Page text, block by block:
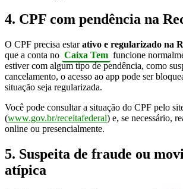
4. CPF com pendência na
O CPF precisa estarativo e regularizado na
que a conta no Caixa Tem funcione
estiver com algum tipo de pendência, como
cancelamento, o acesso ao app pode ser
situação seja regularizada.
Você pode consultar a situação do CPF pelo
(www.gov.br/receitafederal) e, se necessário,
online ou presencialmente.
5. Suspeita de fraude ou
atípica